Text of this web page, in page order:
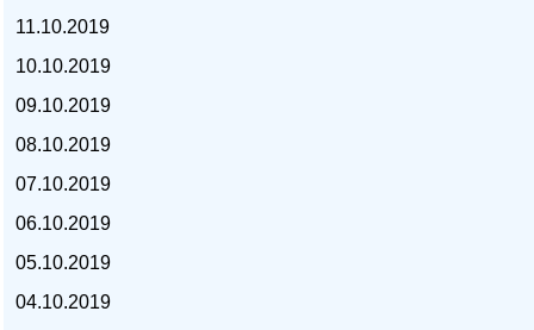
курс евро, курс рубля -
11.10.2019
10.10.2019
09.10.2019
08.10.2019
07.10.2019
06.10.2019
05.10.2019
04.10.2019